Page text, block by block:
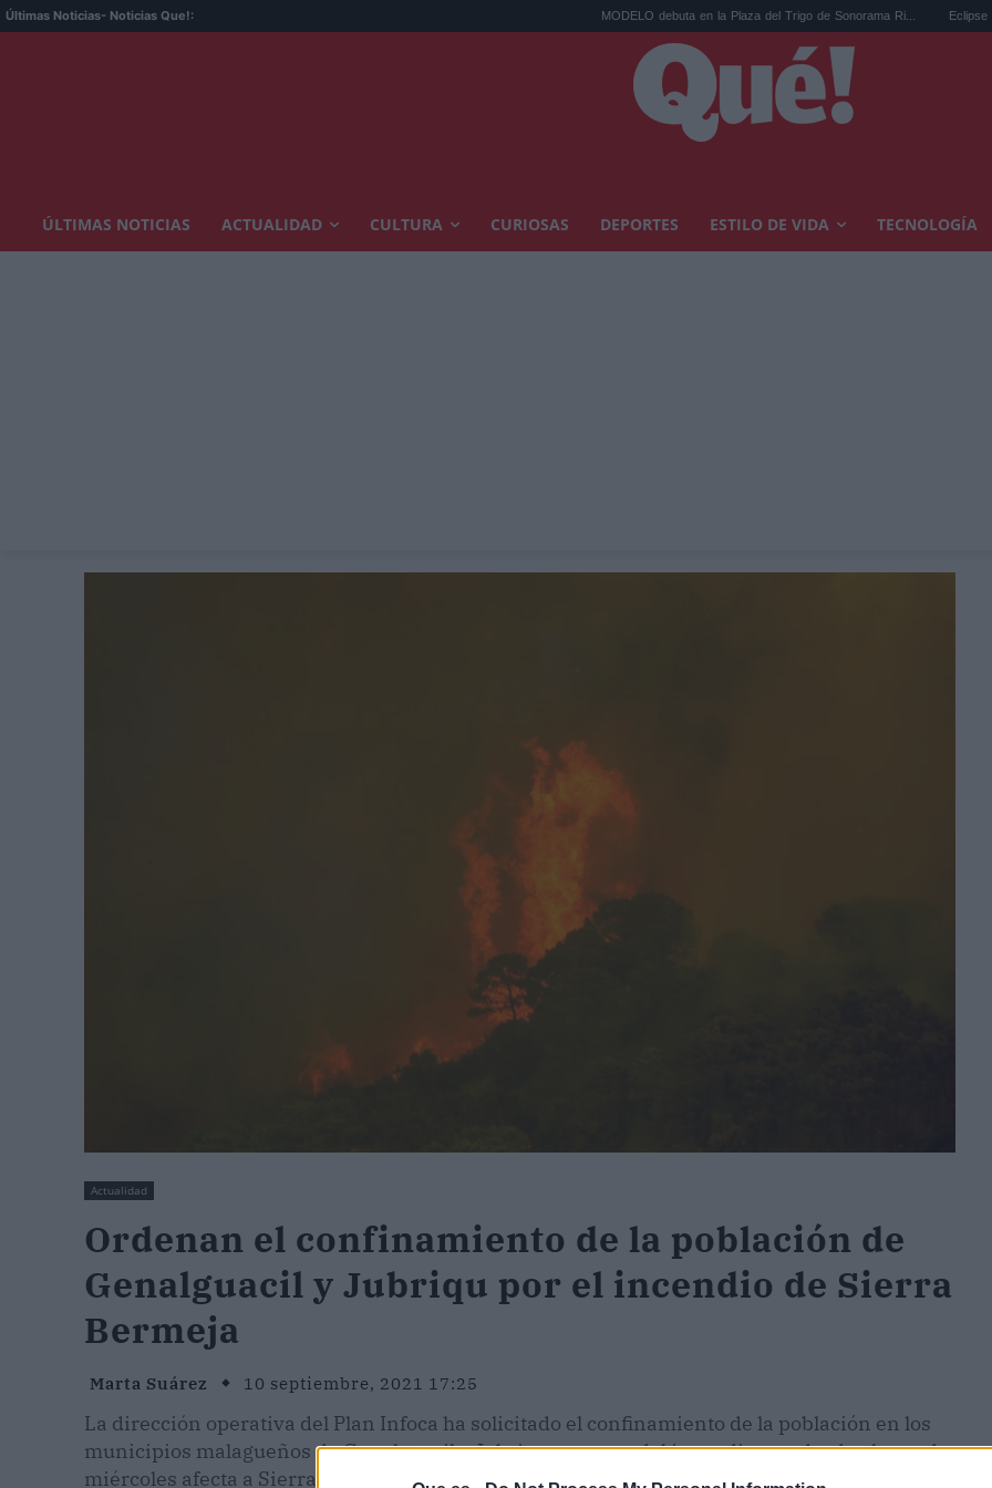
Últimas Noticias- Noticias Que!: MODELO debuta en la Plaza del Trigo de Sonorama Ri... Eclipse solar en
ÚLTIMAS NOTICIAS ACTUALIDAD CULTURA CURIOSAS DEPORTES ESTILO DE VIDA TECNOLOGÍA
Actualidad
Ordenan el confinamiento de la población de
Genalguacil y Jubriqu por el incendio de Sierra
Bermeja
Marta Suárez 10 septiembre, 2021 17:25
La dirección operativa del Plan Infoca ha solicitado el confinamiento de la población en los
municipios malagueños de Genalguacil y Jubrique a causa del incendio que desde el pasado
miércoles afecta a Sierra Bermeja.